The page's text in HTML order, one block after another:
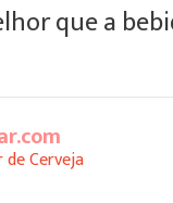
que a
Cerveja